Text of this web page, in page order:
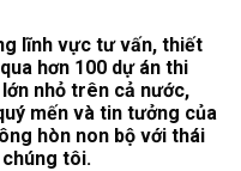
lĩnh vực tư vấn, thiết
hơn 100 dự án thi
nhỏ trên cả nước,
mến và tin tưởng của
hòn non bộ với thái
tôi.